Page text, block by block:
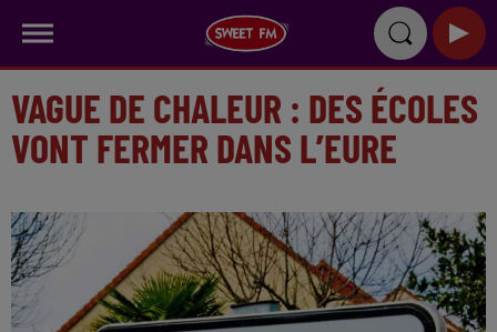
VAGUE DE CHALEUR : DES ÉCOLES
VONT FERMER DANS L’EURE